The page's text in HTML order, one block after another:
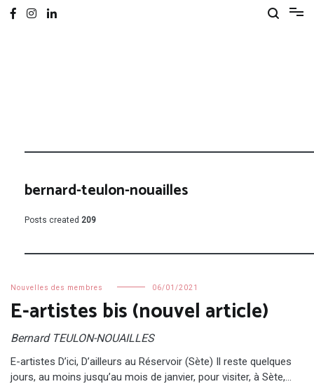
bernard-teulon-nouailles
Posts created 209
Nouvelles des membres 06/01/2021
E-artistes bis (nouvel article)
Bernard TEULON-NOUAILLES
E-artistes D’ici, D’ailleurs au Réservoir (Sète) Il reste quelques
jours, au moins jusqu’au mois de janvier, pour visiter, à Sète,…